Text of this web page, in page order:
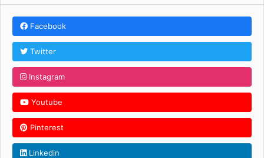
Facebook
Twitter
Instagram
Youtube
Pinterest
Linkedin